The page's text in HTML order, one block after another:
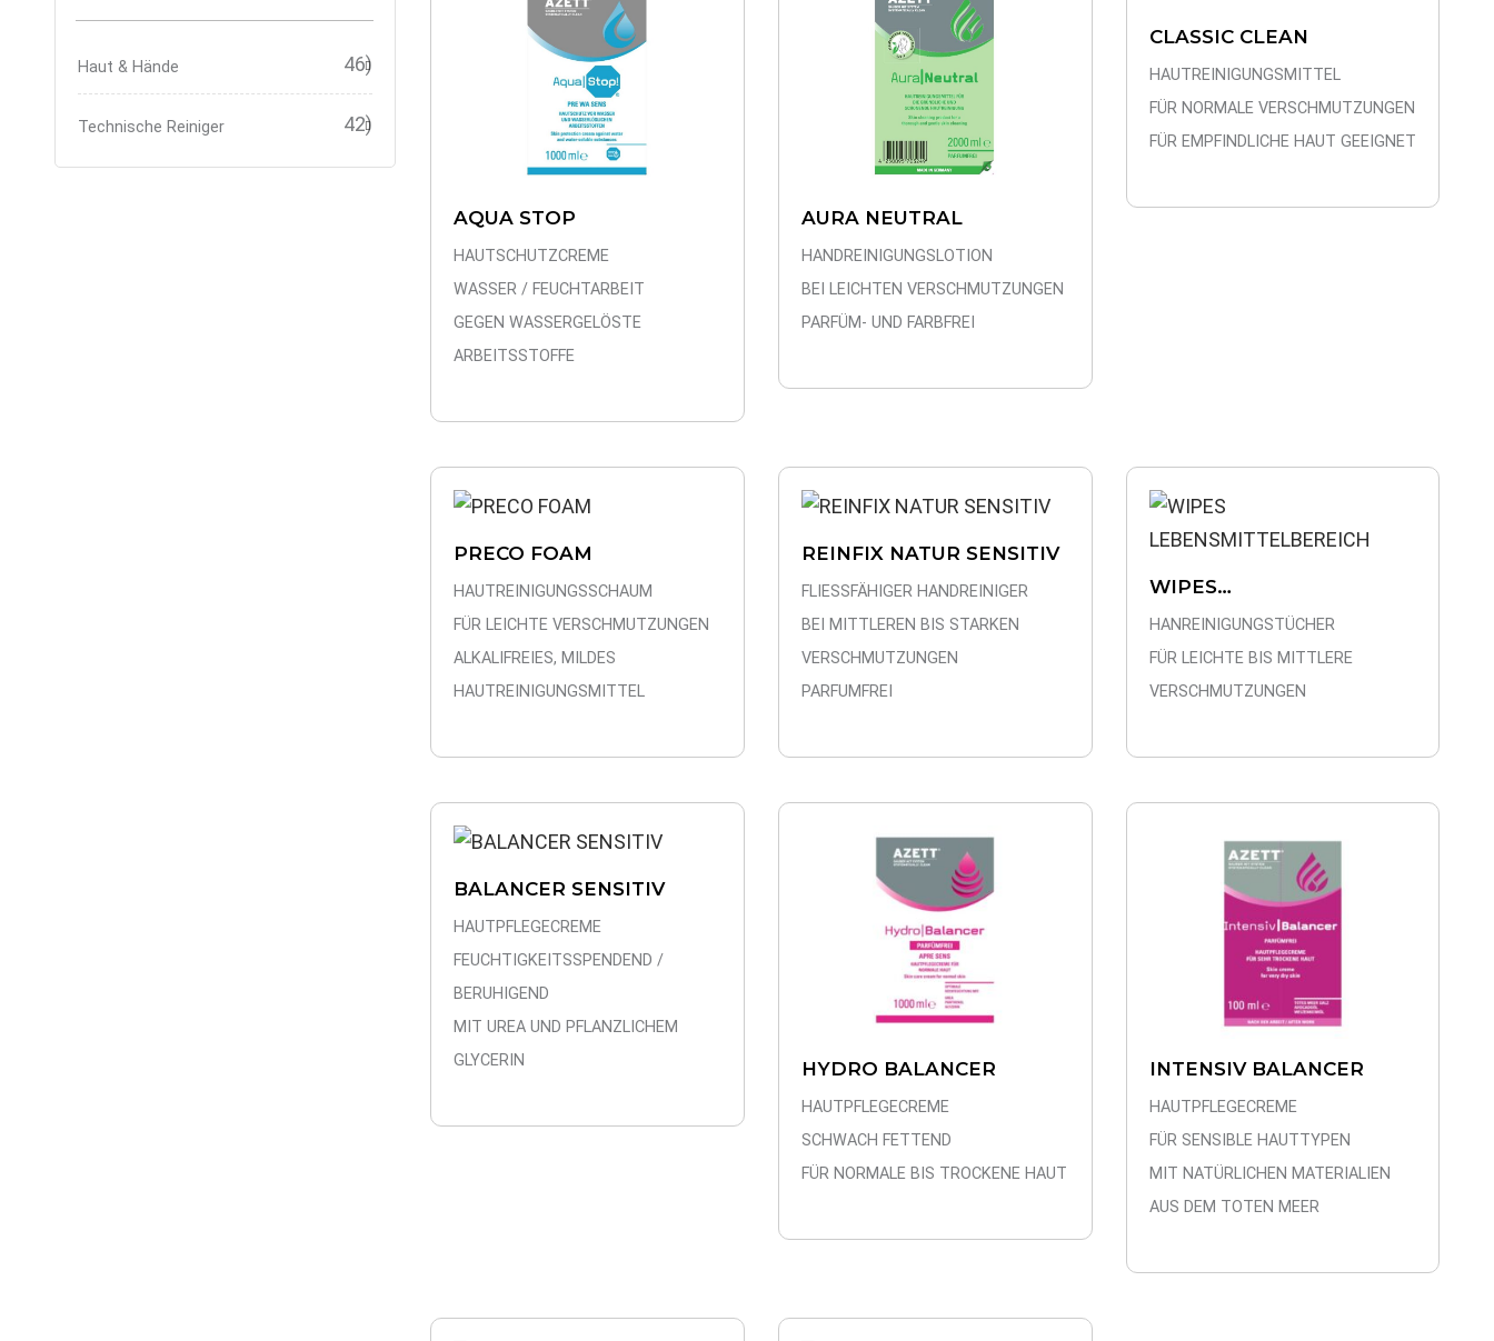
AQUA STOP
HAUTSCHUTZCREME
WASSER / FEUCHTARBEIT
GEGEN WASSERGELÖSTE
ARBEITSSTOFFE
AURA NEUTRAL
HANDREINIGUNGSLOTION
BEI LEICHTEN VERSCHMUTZUNGEN
PARFÜM- UND FARBFREI
CLASSIC CLEAN
HAUTREINIGUNGSMITTEL
FÜR NORMALE VERSCHMUTZUNGEN
FÜR EMPFINDLICHE HAUT GEEIGNET
PRECO FOAM
HAUTREINIGUNGSSCHAUM
FÜR LEICHTE VERSCHMUTZUNGEN
ALKALIFREIES, MILDES
HAUTREINIGUNGSMITTEL
REINFIX NATUR SENSITIV
FLIESSFÄHIGER HANDREINIGER
BEI MITTLEREN BIS STARKEN
VERSCHMUTZUNGEN
PARFUMFREI
WIPES
LEBENSMITTELBEREICH
HANREINIGUNGSTÜCHER
FÜR LEICHTE BIS MITTLERE
VERSCHMUTZUNGEN
BALANCER SENSITIV
HAUTPFLEGECREME
FEUCHTIGKEITSSPENDEND /
BERUHIGEND
MIT UREA UND PFLANZLICHEM
GLYCERIN
HYDRO BALANCER
HAUTPFLEGECREME
SCHWACH FETTEND
FÜR NORMALE BIS TROCKENE HAUT
INTENSIV BALANCER
HAUTPFLEGECREME
FÜR SENSIBLE HAUTTYPEN
MIT NATÜRLICHEN MATERIALIEN
AUS DEM TOTEN MEER
Haut & Hände 46)
Technische Reiniger 42)